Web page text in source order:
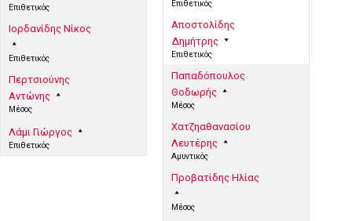
Επιθετικός
Ιορδανίδης Νίκος
Επιθετικός
Περτσιούνης
Αντώνης
Μέσος
Λάμι Γιώργος
Επιθετικός
Επιθετικός
Αποστολίδης
Δημήτρης
Επιθετικός
Παπαδόπουλος
Θοδωρής
Μέσος
Χατζηαθανασίου
Λευτέρης
Αμυντικός
Προβατίδης Ηλίας
Μέσος